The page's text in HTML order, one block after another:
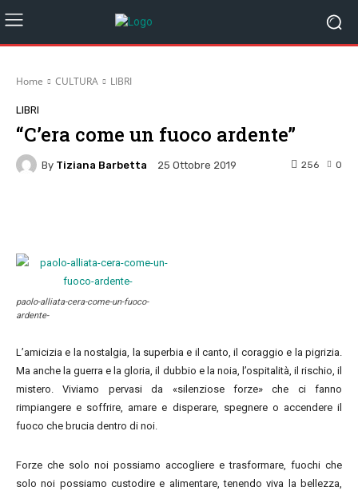
Home CULTURA LIBRI
LIBRI
“C’era come un fuoco ardente”
By Tiziana Barbetta 25 Ottobre 2019 0
256
paolo-alliata-cera-come-un-fuoco-
ardente-
L’amicizia e la nostalgia, la superbia e il canto, il coraggio e la pigrizia.
Ma anche la guerra e la gloria, il dubbio e la noia, l’ospitalità, il rischio, il
mistero. Viviamo pervasi da «silenziose forze» che ci fanno
rimpiangere e soffrire, amare e disperare, spegnere o accendere il
fuoco che brucia dentro di noi.
Forze che solo noi possiamo accogliere e trasformare, fuochi che
solo noi possiamo custodire e alimentare, tenendo viva la bellezza,